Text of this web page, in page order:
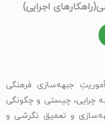
اجرایی)
جبهه‌سازی فرهنگی
چرایی، چیستی و چگونگی
و تعمیق نگرشی و